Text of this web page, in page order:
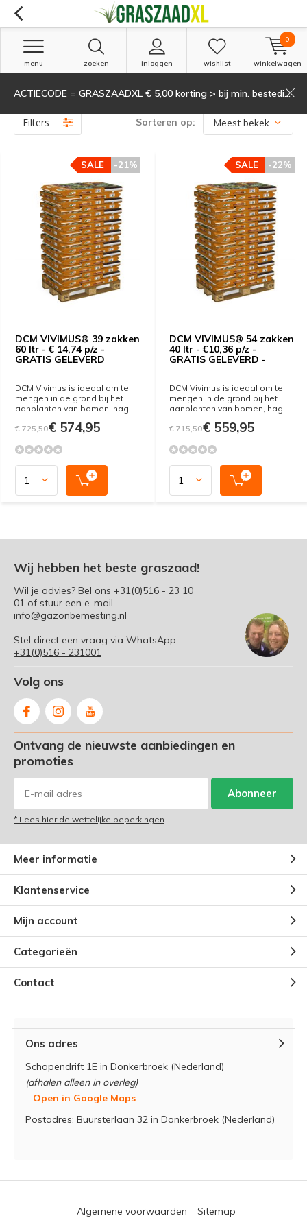
zoeken inloggen
menu wishlist winkelwagen
0
ACTIECODE = GRASZAADXL € 5,00 korting > bij min. besteding van 135,-
Producten getagd met Humus(2)
Filters Sorteren op:
DCM VIVIMUS® 39 zakken
60 ltr - € 14,74 p/z -
GRATIS GELEVERD
-21%
SALE
DCM Vivimus is ideaal om te
mengen in de grond bij het
aanplanten van bomen, hag...
€ 725,50€ 574,95
DCM VIVIMUS® 54 zakken
40 ltr - €10,36 p/z -
GRATIS GELEVERD -
-22%
SALE
DCM Vivimus is ideaal om te
mengen in de grond bij het
aanplanten van bomen, hag...
€ 715,50€ 559,95
Wij hebben het beste graszaad!
Wil je advies? Bel ons +31(0)516 - 23 10
01 of stuur een e-mail
info@gazonbemesting.nl
Stel direct een vraag via WhatsApp:
+31(0)516 - 231001
Volg ons
Ontvang de nieuwste aanbiedingen en
promoties
Abonneer
* Lees hier de wettelijke beperkingen
Meer informatie
Klantenservice
Mijn account
Categorieën
Contact
Ons adres
Schapendrift 1E in Donkerbroek (Nederland)
(afhalen alleen in overleg)
Open in Google Maps
Postadres: Buursterlaan 32 in Donkerbroek (Nederland)
Algemene voorwaarden Sitemap